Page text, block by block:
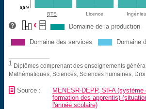
0,0 %
BTS Licence
Domaine de la production
Domaine des services Domaine
1 Diplômes comprenant des enseignements
Mathématiques, Sciences, Sciences humaines,
📄 Source :
MENESR-DEPP, SIFA (système
formation des apprentis)
l'année scolaire)